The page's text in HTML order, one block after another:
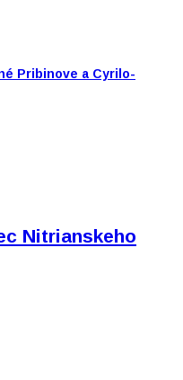
Pribinove a Cyrilo-
Nitrianskeho